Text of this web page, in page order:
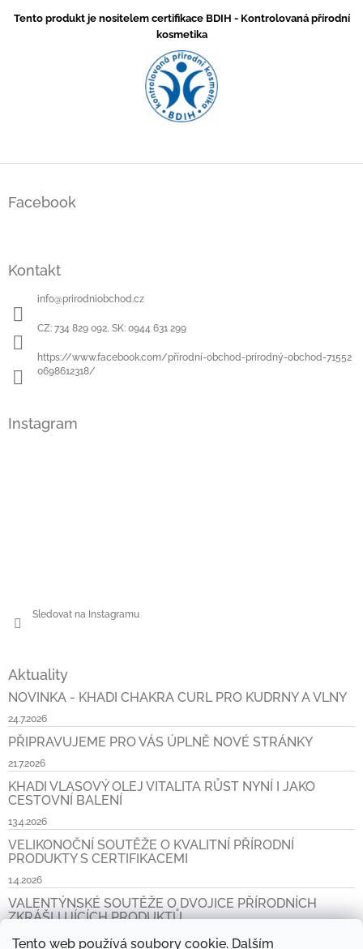
Tento web používá soubory cookie. Dalším
Tento produkt je nositelem certifikace BDIH - Kontrolovaná přírodní
kosmetika
Facebook
Kontakt
info@prirodniobchod.cz
CZ: 734 829 092, SK: 0944 631 299
https://www.facebook.com/přírodní-obchod-prírodný-obchod-71552
0698612318/
Instagram
Sledovat na Instagramu
Aktuality
NOVINKA - KHADI CHAKRA CURL PRO KUDRNY A VLNY
24.7.2026
PŘIPRAVUJEME PRO VÁS ÚPLNĚ NOVÉ STRÁNKY
21.7.2026
KHADI VLASOVÝ OLEJ VITALITA RŮST NYNÍ I JAKO
CESTOVNÍ BALENÍ
13.4.2026
VELIKONOČNÍ SOUTĚŽE O KVALITNÍ PŘÍRODNÍ
PRODUKTY S CERTIFIKACEMI
1.4.2026
VALENTÝNSKÉ SOUTĚŽE O DVOJICE PŘÍRODNÍCH
ZKRÁŠLUJÍCÍCH PRODUKTŮ
6.2.2026